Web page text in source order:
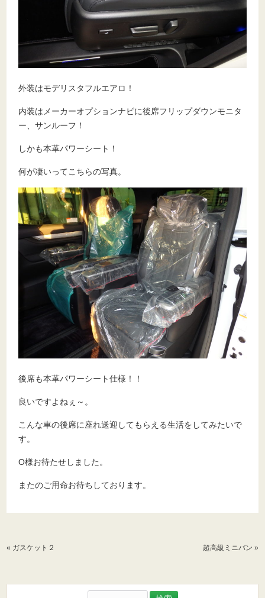
外装はモデリスタフルエアロ！
内装はメーカーオプションナビに後席フリップダウンモニタ
ー、サンルーフ！
しかも本革パワーシート！
何が凄いってこちらの写真。
後席も本革パワーシート仕様！！
良いですよねぇ～。
こんな車の後席に座れ送迎してもらえる生活をしてみたいで
す。
O様お待たせしました。
またのご用命お待ちしております。
« ガスケット２ 超高級ミニバン »